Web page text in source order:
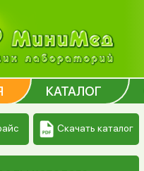
КАТАЛОГ
Скачать каталог